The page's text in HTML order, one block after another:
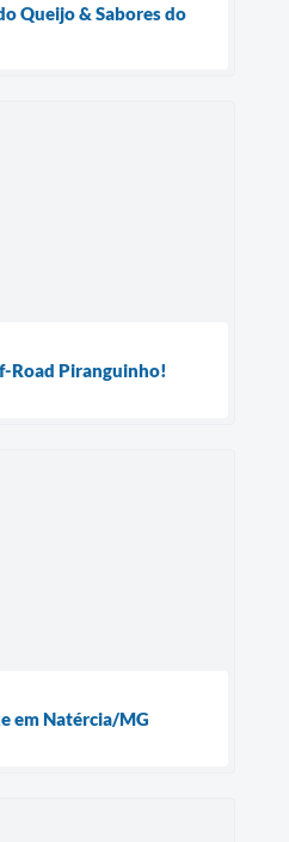
Queijo & Sabores do
Road Piranguinho!
em Natércia/MG